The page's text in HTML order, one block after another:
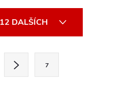
hmotnost od 1,6 kg, odolnost...
DALŠÍCH
7